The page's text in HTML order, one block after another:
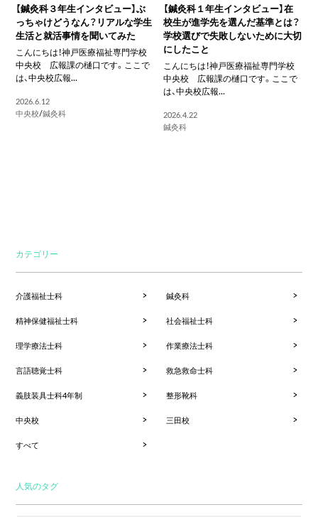
【鍼灸科３年生インタビュー】ぶ
っちゃけどうなん？リアルな学生
生活と就活事情を聞いてみた
こんにちは！神戸医療福祉専門学校
中央校 広報課の樋口です。ここで
は、中央校広報...
2026.6.12
中央校/鍼灸科
【鍼灸科１年生インタビュー】在
校生が進学先を選んだ基準とは？
学校選びで失敗しないために大切
にしたこと
こんにちは！神戸医療福祉専門学校
中央校 広報課の樋口です。ここで
は、中央校広報...
2026.4.22
鍼灸科
カテゴリー
介護福祉士科 鍼灸科
精神保健福祉士科 社会福祉士科
理学療法士科 作業療法士科
言語聴覚士科 救急救命士科
義肢装具士科4年制 整形靴科
中央校 三田校
すべて
人気のタグ